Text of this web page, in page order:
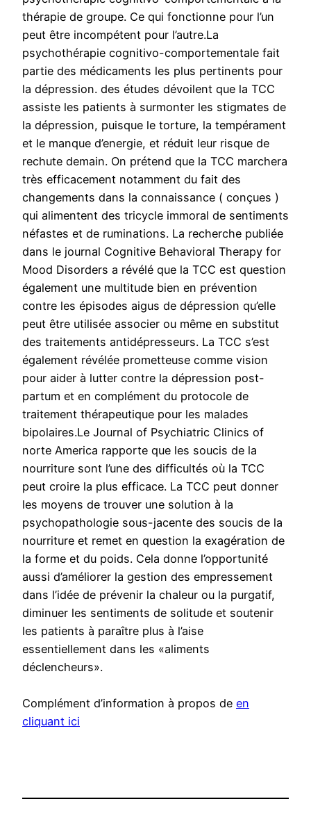
thérapie de groupe. Ce qui fonctionne pour l’un
peut être incompétent pour l’autre.La
psychothérapie cognitivo-comportementale fait
partie des médicaments les plus pertinents pour
la dépression. des études dévoilent que la TCC
assiste les patients à surmonter les stigmates de
la dépression, puisque le torture, la tempérament
et le manque d’energie, et réduit leur risque de
rechute demain. On prétend que la TCC marchera
très efficacement notamment du fait des
changements dans la connaissance ( conçues )
qui alimentent des tricycle immoral de sentiments
néfastes et de ruminations. La recherche publiée
dans le journal Cognitive Behavioral Therapy for
Mood Disorders a révélé que la TCC est question
également une multitude bien en prévention
contre les épisodes aigus de dépression qu’elle
peut être utilisée associer ou même en substitut
des traitements antidépresseurs. La TCC s’est
également révélée prometteuse comme vision
pour aider à lutter contre la dépression post-
partum et en complément du protocole de
traitement thérapeutique pour les malades
bipolaires.Le Journal of Psychiatric Clinics of
norte America rapporte que les soucis de la
nourriture sont l’une des difficultés où la TCC
peut croire la plus efficace. La TCC peut donner
les moyens de trouver une solution à la
psychopathologie sous-jacente des soucis de la
nourriture et remet en question la exagération de
la forme et du poids. Cela donne l’opportunité
aussi d’améliorer la gestion des empressement
dans l’idée de prévenir la chaleur ou la purgatif,
diminuer les sentiments de solitude et soutenir
les patients à paraître plus à l’aise
essentiellement dans les «aliments
déclencheurs».
Complément d’information à propos de en
cliquant ici